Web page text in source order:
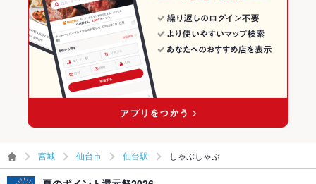
宮城 仙台市 仙台駅 しゃぶしゃぶ